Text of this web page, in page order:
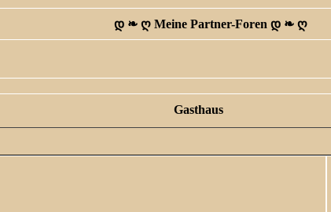
დ ❧ ღ Meine Partner-Foren დ ❧ ღ
Gasthaus